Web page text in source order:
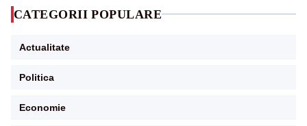
CATEGORII POPULARE
Actualitate
Politica
Economie